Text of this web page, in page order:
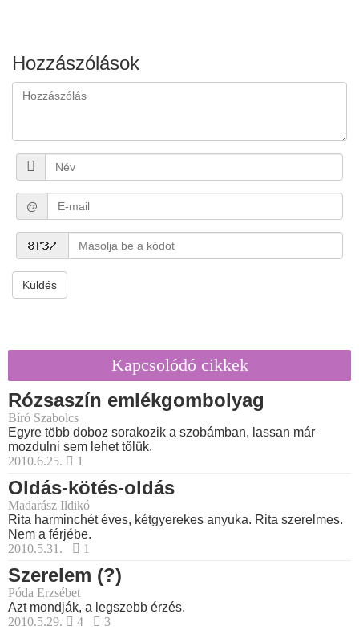
Hozzászólások
@
Küldés
Kapcsolódó cikkek
Rózsaszín emlékgombolyag
Bíró Szabolcs
Egyre több doboz sorakozik a szobámban, lassan már
mozdulni sem lehet tőlük.
2010.6.25.
1
Oldás-kötés-oldás
Madarász Ildikó
Rita harminchét éves, kétgyerekes anyuka. Rita szerelmes.
Nem a férjébe.
2010.5.31.
1
Szerelem (?)
Póda Erzsébet
Azt mondják, a legszebb érzés.
2010.5.29.
4 3